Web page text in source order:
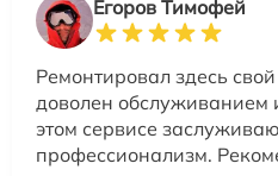
Егоров Тимофей
Ремонтировал здесь
доволен обслуживанием
этом сервисе
профессионализм.